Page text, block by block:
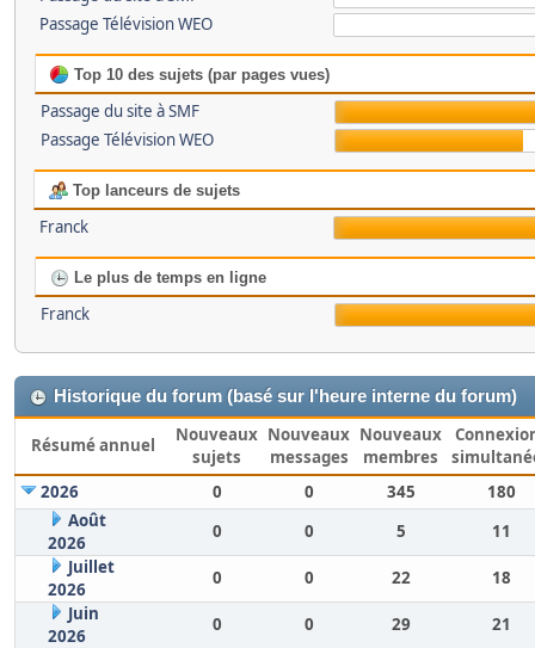
Passage Télévision WEO
Top 10 des sujets (par pages vues)
Passage du site à SMF
Passage Télévision WEO
Top lanceurs de sujets
Franck
Le plus de temps en ligne
Franck
Historique du forum (basé sur l'heure interne du forum)
Résumé annuel
Nouveaux
sujets
Nouveaux
messages
Nouveaux
membres
2026
0 0 345
180
Août
2026
0 0 5
11
Juillet
2026
0 0 22
18
Juin
2026
0 0 29
21